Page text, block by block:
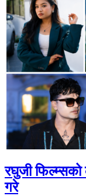
रघुजी फिल्म्सको
गरे